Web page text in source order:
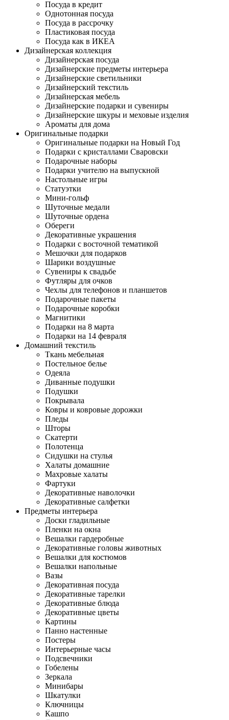
Посуда в кредит
Однотонная посуда
Посуда в рассрочку
Пластиковая посуда
Посуда как в ИКЕА
Дизайнерская коллекция
Дизайнерская посуда
Дизайнерские предметы интерьера
Дизайнерские светильники
Дизайнерский текстиль
Дизайнерская мебель
Дизайнерские подарки и сувениры
Дизайнерские шкуры и меховые изделия
Ароматы для дома
Оригинальные подарки
Оригинальные подарки на Новый Год
Подарки с кристаллами Сваровски
Подарочные наборы
Подарки учителю на выпускной
Настольные игры
Статуэтки
Мини-гольф
Шуточные медали
Шуточные ордена
Обереги
Декоративные украшения
Подарки с восточной тематикой
Мешочки для подарков
Шарики воздушные
Сувениры к свадьбе
Футляры для очков
Чехлы для телефонов и планшетов
Подарочные пакеты
Подарочные коробки
Магнитики
Подарки на 8 марта
Подарки на 14 февраля
Домашний текстиль
Ткань мебельная
Постельное белье
Одеяла
Диванные подушки
Подушки
Покрывала
Ковры и ковровые дорожки
Пледы
Шторы
Скатерти
Полотенца
Сидушки на стулья
Халаты домашние
Махровые халаты
Фартуки
Декоративные наволочки
Декоративные салфетки
Предметы интерьера
Доски гладильные
Пленки на окна
Вешалки гардеробные
Декоративные головы животных
Вешалки для костюмов
Вешалки напольные
Вазы
Декоративная посуда
Декоративные тарелки
Декоративные блюда
Декоративные цветы
Картины
Панно настенные
Постеры
Интерьерные часы
Подсвечники
Гобелены
Зеркала
Минибары
Шкатулки
Ключницы
Кашпо